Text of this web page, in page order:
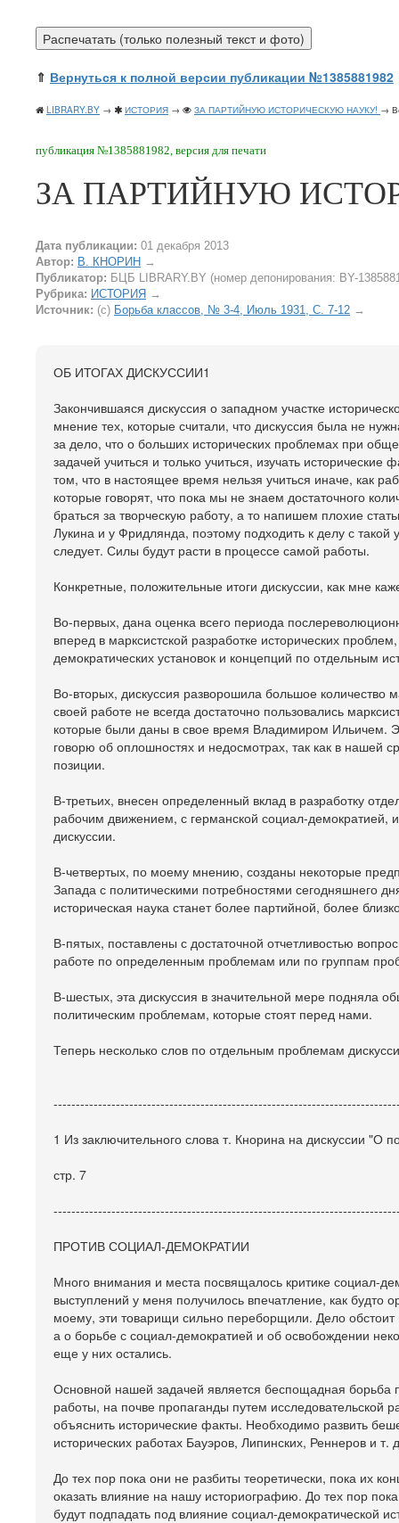
⇑ Вернуться к полной версии публикации №1385881982
LIBRARY.BY → ИСТОРИЯ → ЗА ПАРТИЙНУЮ ИСТОРИЧЕСКУЮ НАУКУ! →
публикация №1385881982, версия для печати
ЗА ПАРТИЙНУЮ
Дата публикации: 01 декабря 2013
Автор: В. КНОРИН →
Публикатор: БЦБ LIBRARY.BY (номер депонирования: BY-
Рубрика: ИСТОРИЯ →
Источник: (c) Борьба классов, № 3-4, Июль 1931, C. 7-12 →
ОБ ИТОГАХ ДИСКУССИИ1
Закончившаяся дискуссия о западном участке
мнение тех, которые считали, что дискуссия была не
за дело, что о больших исторических проблемах при
задачей учиться и только учиться, изучать
том, что в настоящее время нельзя учиться иначе, как
которые говорят, что пока мы не знаем достаточного
браться за творческую работу, а то напишем плохие
Лукина и у Фридлянда, поэтому подходить к делу с такой
следует. Силы будут расти в процессе самой работы.
Конкретные, положительные итоги дискуссии, как мне
Во-первых, дана оценка всего периода
вперед в марксистской разработке исторических
демократических установок и концепций по отдельным
Во-вторых, дискуссия разворошила большое количество
своей работе не всегда достаточно пользовались
которые были даны в свое время Владимиром Ильичем.
говорю об оплошностях и недосмотрах, так как в нашей
позиции.
В-третьих, внесен определенный вклад в разработку
рабочим движением, с германской социал-демократией,
дискуссии.
В-четвертых, по моему мнению, созданы некоторые
Запада с политическими потребностями сегодняшнего
историческая наука станет более партийной, более
В-пятых, поставлены с достаточной отчетливостью
работе по определенным проблемам или по группам
В-шестых, эта дискуссия в значительной мере подняла
политическим проблемам, которые стоят перед нами.
Теперь несколько слов по отдельным проблемам
1 Из заключительного слова т. Кнорина на дискуссии "О
стр. 7
ПРОТИВ СОЦИАЛ-ДЕМОКРАТИИ
Много внимания и места посвящалось критике социал-
выступлений у меня получилось впечатление, как будто
моему, эти товарищи сильно переборщили. Дело
а о борьбе с социал-демократией и об освобождении
еще у них остались.
Основной нашей задачей является беспощадная борьба
работы, на почве пропаганды путем исследовательской
объяснить исторические факты. Необходимо развить
исторических работах Бауэров, Липинских, Реннеров и т.
До тех пор пока они не разбиты теоретически, пока их
оказать влияние на нашу историографию. До тех пор
будут подпадать под влияние социал-демократической